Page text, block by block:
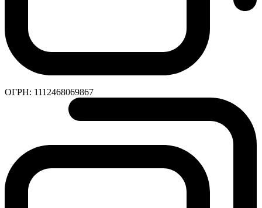
ОГРН: 1112468069867